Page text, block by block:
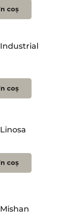
coș
coș
coș